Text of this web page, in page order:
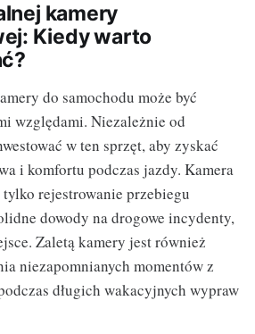
kamery
Kiedy warto
do samochodu może być
względami. Niezależnie od
w ten sprzęt, aby zyskać
i komfortu podczas jazdy. Kamera
rejestrowanie przebiegu
dowody na drogowe incydenty,
Zaletą kamery jest również
niezapomnianych momentów z
długich wakacyjnych wypraw